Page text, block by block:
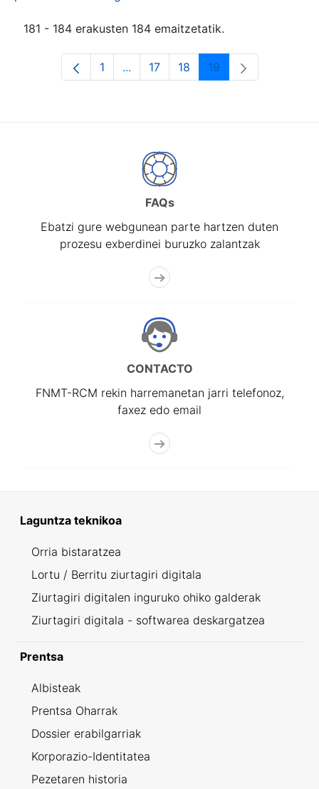
181 - 184 erakusten 184 emaitzetatik.
Orrialdea
1 ...Intermediate Pages Use TAB to
Orrialdea
17 Orrialdea
18 Orrialdea
19
FAQs
Ebatzi gure webgunean parte hartzen duten
prozesu exberdinei buruzko zalantzak
CONTACTO
FNMT-RCM rekin harremanetan jarri telefonoz,
faxez edo email
Laguntza teknikoa
Orria bistaratzea
Lortu / Berritu ziurtagiri digitala
Ziurtagiri digitalen inguruko ohiko galderak
Ziurtagiri digitala - softwarea deskargatzea
Prentsa
Albisteak
Prentsa Oharrak
Dossier erabilgarriak
Korporazio-Identitatea
Pezetaren historia